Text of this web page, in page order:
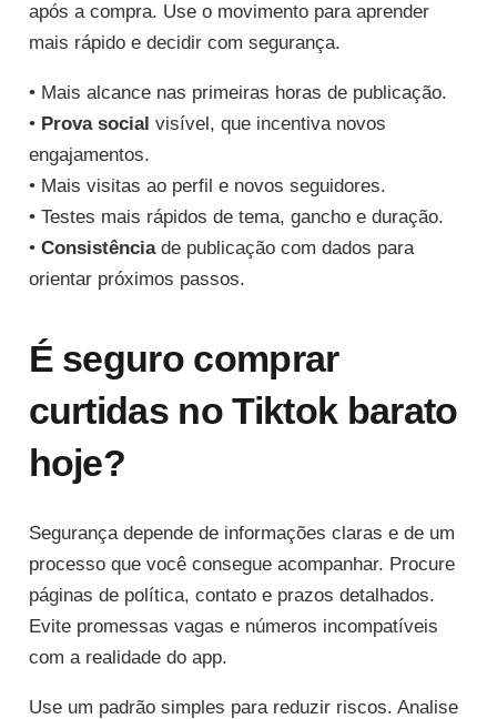
após a compra. Use o movimento para aprender
mais rápido e decidir com segurança.
• Mais alcance nas primeiras horas de publicação.
• Prova social visível, que incentiva novos
engajamentos.
• Mais visitas ao perfil e novos seguidores.
• Testes mais rápidos de tema, gancho e duração.
• Consistênciade publicação com dados para
orientar próximos passos.
É seguro comprar
curtidas no Tiktok barato
hoje?
Segurança depende de informações claras e de um
processo que você consegue acompanhar. Procure
páginas de política, contato e prazos detalhados.
Evite promessas vagas e números incompatíveis
com a realidade do app.
Use um padrão simples para reduzir riscos. Analise